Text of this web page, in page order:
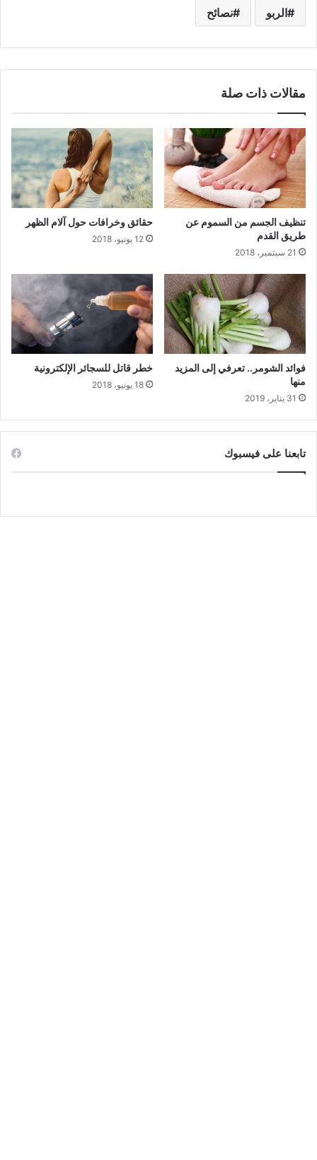
الربو نصائح
مقالات ذات صلة
تنظيف الجسم من السموم عن
طريق القدم
21 سبتمبر، 2018
حقائق وخرافات حول آلام الظهر
12 يونيو، 2018
فوائد الشومر.. تعرفي إلى المزيد
منها
31 يناير، 2019
خطر قاتل للسجائر الإلكترونية
18 يونيو، 2018
تابعنا على فيسبوك